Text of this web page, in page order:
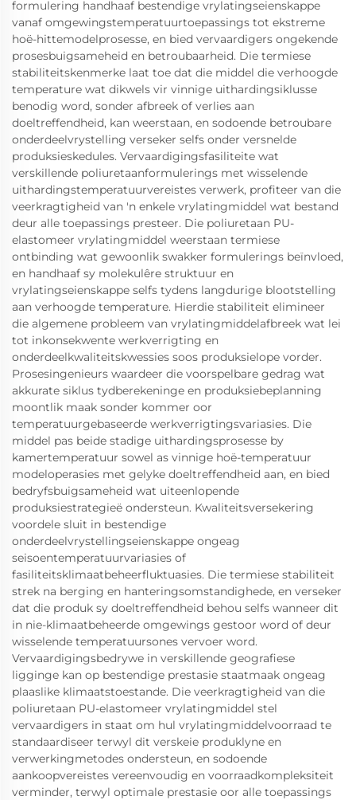
formulering handhaaf bestendige vrylatingseienskappe
vanaf omgewingstemperatuurtoepassings tot ekstreme
hoë-hittemodelprosesse, en bied vervaardigers ongekende
prosesbuigsameheid en betroubaarheid. Die termiese
stabiliteitskenmerke laat toe dat die middel die verhoogde
temperature wat dikwels vir vinnige uithardingsiklusse
benodig word, sonder afbreek of verlies aan
doeltreffendheid, kan weerstaan, en sodoende betroubare
onderdeelvrystelling verseker selfs onder versnelde
produksieskedules. Vervaardigingsfasiliteite wat
verskillende poliuretaanformulerings met wisselende
uithardingstemperatuurvereistes verwerk, profiteer van die
veerkragtigheid van 'n enkele vrylatingmiddel wat bestand
deur alle toepassings presteer. Die poliuretaan PU-
elastomeer vrylatingmiddel weerstaan termiese
ontbinding wat gewoonlik swakker formulerings beïnvloed,
en handhaaf sy molekulêre struktuur en
vrylatingseienskappe selfs tydens langdurige blootstelling
aan verhoogde temperature. Hierdie stabiliteit elimineer
die algemene probleem van vrylatingmiddelafbreek wat lei
tot inkonsekwente werkverrigting en
onderdeelkwaliteitskwessies soos produksielope vorder.
Prosesingenieurs waardeer die voorspelbare gedrag wat
akkurate siklus tydberekeninge en produksiebeplanning
moontlik maak sonder kommer oor
temperatuurgebaseerde werkverrigtingsvariasies. Die
middel pas beide stadige uithardingsprosesse by
kamertemperatuur sowel as vinnige hoë-temperatuur
modeloperasies met gelyke doeltreffendheid aan, en bied
bedryfsbuigsameheid wat uiteenlopende
produksiestrategieë ondersteun. Kwaliteitsversekering
voordele sluit in bestendige
onderdeelvrystellingseienskappe ongeag
seisoentemperatuurvariasies of
fasiliteitsklimaatbeheerfluktuasies. Die termiese stabiliteit
strek na berging en hanteringsomstandighede, en verseker
dat die produk sy doeltreffendheid behou selfs wanneer dit
in nie-klimaatbeheerde omgewings gestoor word of deur
wisselende temperatuursones vervoer word.
Vervaardigingsbedrywe in verskillende geografiese
ligginge kan op bestendige prestasie staatmaak ongeag
plaaslike klimaatstoestande. Die veerkragtigheid van die
poliuretaan PU-elastomeer vrylatingmiddel stel
vervaardigers in staat om hul vrylatingmiddelvoorraad te
standaardiseer terwyl dit verskeie produklyne en
verwerkingmetodes ondersteun, en sodoende
aankoopvereistes vereenvoudig en voorraadkompleksiteit
verminder, terwyl optimale prestasie oor alle toepassings